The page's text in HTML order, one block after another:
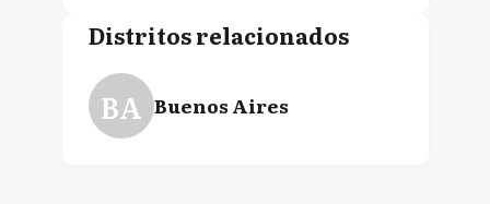
Distritos relacionados
BA Buenos Aires